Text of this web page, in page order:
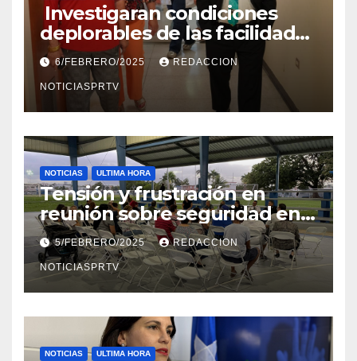
Investigaran condiciones
deplorables de las facilidades
el Departamento de la Salud
en Mayagüez
6/FEBRERO/2025 REDACCION
NOTICIASPRTV
NOTICIAS ULTIMA HORA
Tensión y frustración en
reunión sobre seguridad en
Reparto Metropolitano
5/FEBRERO/2025 REDACCION
NOTICIASPRTV
NOTICIAS ULTIMA HORA